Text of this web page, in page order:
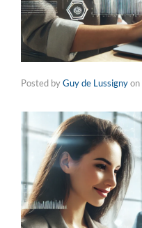
Posted byGuy de Lussignyon